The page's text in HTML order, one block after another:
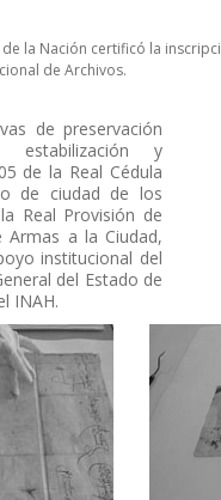
la Nación certificó la
de Archivos.
de preservación
y
de la Real Cédula
de ciudad de los
Real Provisión de
Armas a la Ciudad,
institucional del
del Estado de
INAH.